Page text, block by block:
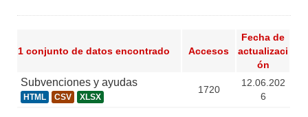
1 conjunto de datos encontrado Accesos
Fecha de
actualizaci
ón
Subvenciones y ayudas
HTML CSV XLSX
1720
12.06.202
6